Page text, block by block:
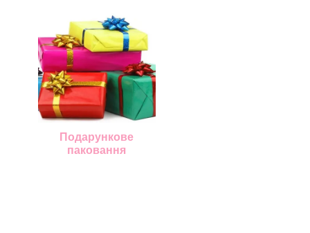
Подарункове
паковання